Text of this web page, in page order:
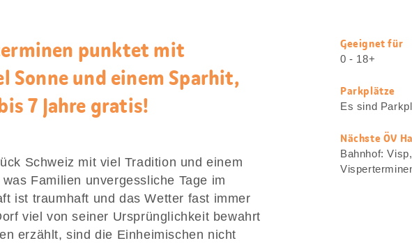
punktet mit
Sonne und einem Sparhit,
7 Jahre gratis!
Schweiz mit viel Tradition ­und einem
Familien unvergessliche Tage im
ist traumhaft und das Wetter fast immer
viel von seiner Ursprünglichkeit bewahrt
erzählt, sind die Einheimischen nicht
Nützliche
Informationen
Geeignet für
0 - 18+
Parkplätze
Es sind
Nächste ÖV
Bahnhof: